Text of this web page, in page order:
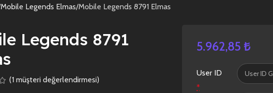
Mobile Legends Elmas Mobile Legends 8791 Elmas
Legends 8791
(1müşteri değerlendirmesi)
5.962,85₺
User ID
*